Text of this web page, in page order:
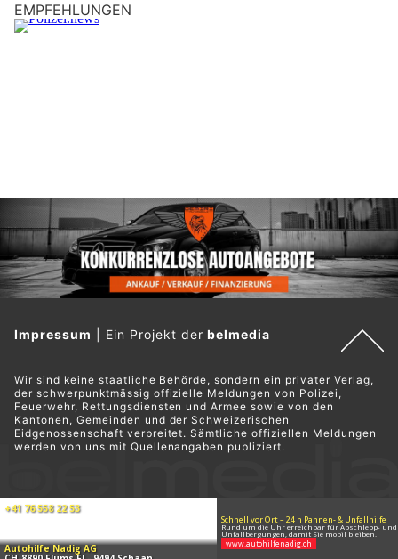
EMPFEHLUNGEN
Impressum Ein Projekt derbelmedia
Wir sind keine staatliche Behörde, sondern ein privater Verlag,
der schwerpunktmässig offizielle Meldungen von Polizei,
Feuerwehr, Rettungsdiensten und Armee sowie von den
Kantonen, Gemeinden und der Schweizerischen
Eidgenossenschaft verbreitet. Sämtliche offiziellen Meldungen
werden von uns mit Quellenangaben publiziert.